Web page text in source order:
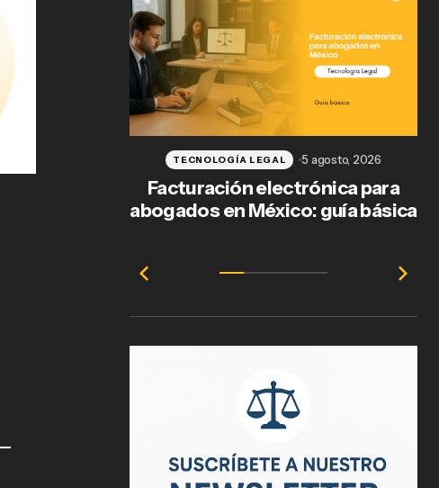
Facturación electrónica para
abogados en México: guía básica
TECNOLOGÍA LEGAL 5 agosto, 2026